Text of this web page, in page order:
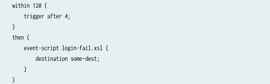
    within 120 {
        trigger after 4;
    }
    then {
        event-script login-fail.xsl {
            destination some-dest;
        }
    }